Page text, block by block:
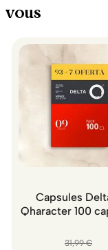
vous
Capsules
Qharacter 100
31,99 €